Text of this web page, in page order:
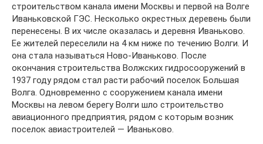
строительством канала имени Москвы и первой на Волге
Иваньковской ГЭС. Несколько окрестных деревень были
перенесены. В их числе оказалась и деревня Иваньково.
Ее жителей переселили на 4 км ниже по течению Волги. И
она стала называться Ново-Иваньково. После
окончания строительства Волжских гидросооружений в
1937 году рядом стал расти рабочий поселок Большая
Волга. Одновременно с сооружением канала имени
Москвы на левом берегу Волги шло строительство
авиационного предприятия, рядом с которым возник
поселок авиастроителей — Иваньково.